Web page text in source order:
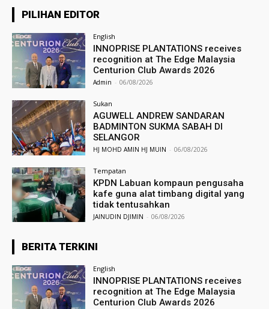
PILIHAN EDITOR
English
INNOPRISE PLANTATIONS receives
recognition at The Edge Malaysia
Centurion Club Awards 2026
Admin - 06/08/2026
Sukan
AGUWELL ANDREW SANDARAN
BADMINTON SUKMA SABAH DI
SELANGOR
HJ MOHD AMIN HJ MUIN - 06/08/2026
Tempatan
KPDN Labuan kompaun pengusaha
kafe guna alat timbang digital yang
tidak tentusahkan
JAINUDIN DJIMIN - 06/08/2026
BERITA TERKINI
English
INNOPRISE PLANTATIONS receives
recognition at The Edge Malaysia
Centurion Club Awards 2026